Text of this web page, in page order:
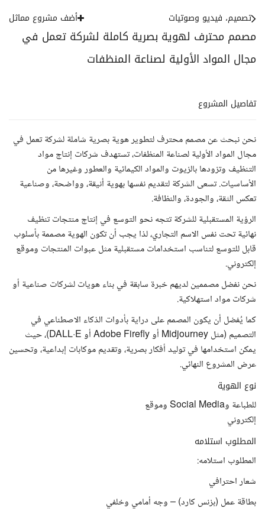
مصمم محترف لهوية بصرية كاملة لشركة تعمل في
مجال المواد الأولية لصناعة المنظفات
تصميم، فيديو وصوتيات أضف مشروع مماثل
تفاصيل المشروع
نحن نبحث عن مصمم محترف لتطوير هوية بصرية شاملة لشركة تعمل في
مجال المواد الأولية لصناعة المنظفات، تستهدف شركات إنتاج مواد
التنظيف وتزودها بالزيوت والمواد الكيمائية والعطور وغيرها من
الأساسيات. تسعى الشركة لتقديم نفسها بهوية أنيقة، وواضحة، وصناعية
تعكس الثقة، والجودة، والنظافة.
الرؤية المستقبلية للشركة تتجه نحو التوسع في إنتاج منتجات تنظيف
نهائية تحت نفس الاسم التجاري، لذا يجب أن تكون الهوية مصممة بأسلوب
قابل للتوسع لتناسب استخدامات مستقبلية مثل عبوات المنتجات وموقع
إلكتروني.
نحن نفضل مصممين لديهم خبرة سابقة في بناء هويات لشركات صناعية أو
شركات مواد استهلاكية.
كما يُفضل أن يكون المصمم على دراية بأدوات الذكاء الاصطناعي في
التصميم (مثل Midjourney أو Adobe Firefly أو DALL·E)، حيث
يمكن استخدامها في توليد أفكار بصرية، وتقديم موكابات إبداعية، وتحسين
عرض المشروع النهائي.
نوع الهوية
للطباعة وSocial Media وموقع
إلكتروني
المطلوب استلامه
المطلوب استلامه:
شعار احترافي
بطاقة عمل (بزنس كارد) – وجه أمامي وخلفي